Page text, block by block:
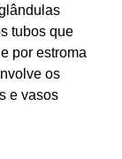
tubos que
por estroma
os
e vasos